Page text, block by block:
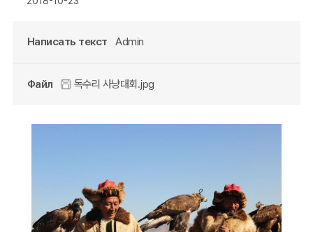
Написать текст Admin
Файл 독수리 사냥대회.jpg